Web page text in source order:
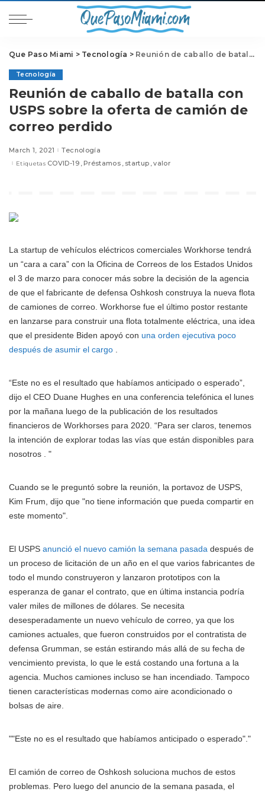
Que Paso Miami > Tecnología > Reunión de caballo de batalla con USPS sobre la oferta de camión de correo perdido
Tecnología
Reunión de caballo de batalla con
USPS sobre la oferta de camión de
correo perdido
March 1, 2021 Tecnología
Etiquetas COVID-19 Préstamos startup valor
La startup de vehículos eléctricos comerciales Workhorse tendrá
un “cara a cara” con la Oficina de Correos de los Estados Unidos
el 3 de marzo para conocer más sobre la decisión de la agencia
de que el fabricante de defensa Oshkosh construya la nueva flota
de camiones de correo. Workhorse fue el último postor restante
en lanzarse para construir una flota totalmente eléctrica, una idea
que el presidente Biden apoyó con una orden ejecutiva poco
después de asumir el cargo
“Este no es el resultado que habíamos anticipado o esperado”,
dijo el CEO Duane Hughes en una conferencia telefónica el lunes
por la mañana luego de la publicación de los resultados
financieros de Workhorses para 2020. “Para ser claros, tenemos
la intención de explorar todas las vías que están disponibles para
nosotros . "
Cuando se le preguntó sobre la reunión, la portavoz de USPS,
Kim Frum, dijo que "no tiene información que pueda compartir en
este momento".
El USPS anunció el nuevo camión la semana pasada después de
un proceso de licitación de un año en el que varios fabricantes de
todo el mundo construyeron y lanzaron prototipos con la
esperanza de ganar el contrato, que en última instancia podría
valer miles de millones de dólares. Se necesita
desesperadamente un nuevo vehículo de correo, ya que los
camiones actuales, que fueron construidos por el contratista de
defensa Grumman, se están estirando más allá de su fecha de
vencimiento prevista, lo que le está costando una fortuna a la
agencia. Muchos camiones incluso se han incendiado. Tampoco
tienen características modernas como aire acondicionado o
bolsas de aire.
"Este no es el resultado que habíamos anticipado o esperado".
El camión de correo de Oshkosh soluciona muchos de estos
problemas. Pero luego del anuncio de la semana pasada, el